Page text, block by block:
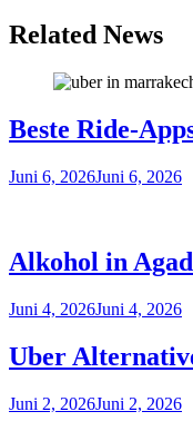
Related News
Beste Ride-
Juni 6, 2026Juni 6, 2026
Alkohol in
Juni 4, 2026Juni 4, 2026
Uber
Juni 2, 2026Juni 2, 2026